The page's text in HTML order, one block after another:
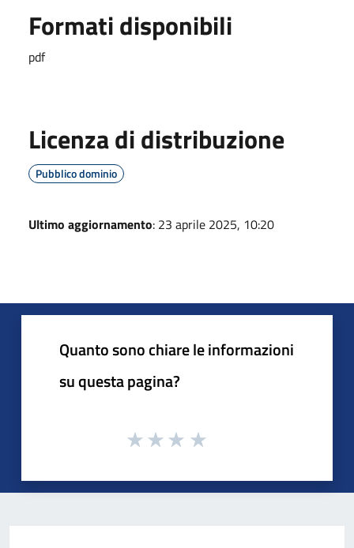
Formati disponibili
pdf
Licenza di distribuzione
Pubblico dominio
Ultimo aggiornamento: 23 aprile 2025, 10:20
Quanto sono chiare le informazioni
su questa pagina?